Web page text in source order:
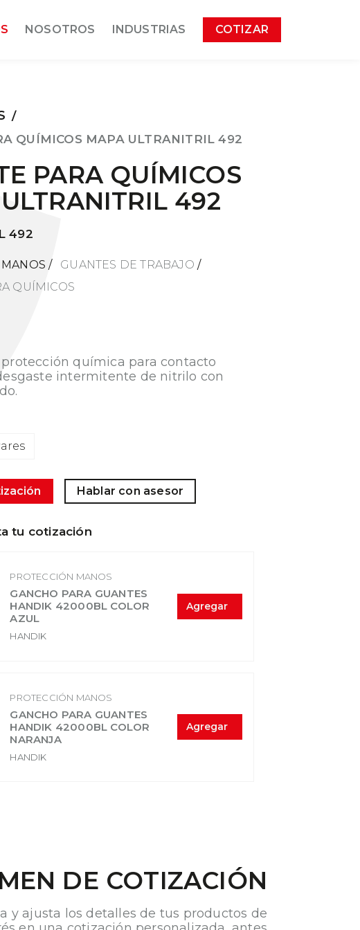
NOSOTROS INDUSTRIAS COTIZAR
/
QUÍMICOS MAPA ULTRANITRIL 492
PARA QUÍMICOS
492
492
/ GUANTES DE TRABAJO /
QUÍMICOS
química para contacto
intermitente de nitrilo con
Hablar con asesor
tu cotización
PROTECCIÓN MANOS
GANCHO PARA GUANTES
HANDIK 42000BL COLOR
AZUL
HANDIK
Agregar
PROTECCIÓN MANOS
GANCHO PARA GUANTES
HANDIK 42000BL COLOR
NARANJA
HANDIK
Agregar
DE COTIZACIÓN
y ajusta los detalles de tus productos de